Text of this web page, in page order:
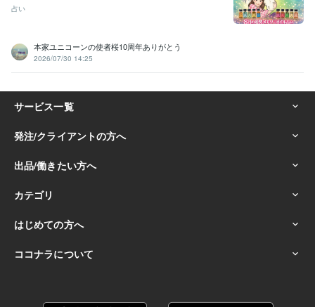
占い
本家ユニコーンの使者桜10周年ありがとう
2026/07/30 14:25